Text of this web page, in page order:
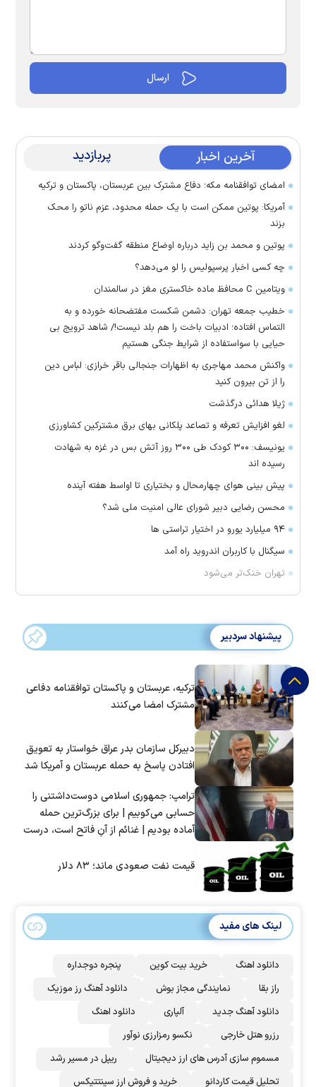
آخرین اخبار پربازدید
امضای توافقنامه مکه؛ دفاع مشترک بین عربستان، پاکستان و ترکیه
آمریکا: پوتین ممکن است با یک حمله محدود، عزم ناتو را محک
بزند
پوتین و محمد بن زاید درباره اوضاع منطقه گفت‌وگو کردند
چه کسی اخبار پرسپولیس را لو می‌دهد؟
ویتامین C محافظ ماده خاکستری مغز در سالمندان
خطیب جمعه تهران: دشمن شکست مفتضحانه خورده و به
التماس افتاده؛ ادبیات باخت را هم بلد نیست!/ شاهد ترویج بی
حیایی با سواستفاده از شرایط جنگی هستیم
واکنش محمد مهاجری به اظهارات جنجالی باقر خرازی: لباس دین
را از تن بیرون کنید
ژیلا هدائی درگذشت
لغو افزایش تعرفه و تصاعد پلکانی بهای برق مشترکین کشاورزی
یونیسف: ۳۰۰ کودک طی ۳۰۰ روز آتش بس در غزه به شهادت
رسیده اند
پیش بینی هوای چهارمحال و بختیاری تا اواسط هفته آینده
محسن رضایی دبیر شورای عالی امنیت ملی شد؟
۹۴ میلیارد یورو در اختیار تراستی ها
سیگنال با کاربران اندروید راه آمد
تهران خنک‌تر می‌شود
پیشنهاد سردبیر
ترکیه، عربستان و پاکستان توافقنامه دفاعی
مشترک امضا می‌کنند
دبیرکل سازمان بدر عراق خواستار به تعویق
افتادن پاسخ به حمله عربستان و آمریکا شد
ترامپ: جمهوری اسلامی دوست‌داشتنی را
حسابی می‌کوبیم | برای بزرگ‌ترین حمله
آماده بودیم | غنائم از آنِ فاتح است، درست
قیمت نفت صعودی ماند؛ ۸۳ دلار
لینک های مفید
دانلود اهنگ خرید بیت کوین
پنجره دوجداره
راز بقا
نمایندگی مجاز بوش
دانلود آهنگ رز‌ موزیک
دانلود آهنگ جدید
آلپاری
دانلود اهنگ
رزرو هتل خارجی
نکسو رمزارزی نوآور
مسموم سازی آدرس های ارز دیجیتال
ریپل در مسیر رشد
تحلیل قیمت کاردانو
خرید و فروش ارز سینتتیکس